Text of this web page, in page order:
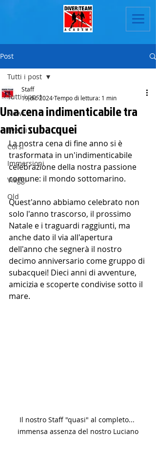
Post
Tutti i post
News
Eventi
Corsi
Immersioni
Viaggi
Old
Tutti i post
Una cena indimenticabile tra
amici subacquei
Staff
19 dic 2024Tempo di lettura: 1 min
La nostra cena di fine anno si è
trasformata in un'indimenticabile
celebrazione della nostra passione
comune: il mondo sottomarino.
Quest'anno abbiamo celebrato non
solo l'anno trascorso, il prossimo
Natale e i traguardi raggiunti, ma
anche dato il via all'apertura
dell'anno che segnerà il nostro
decimo anniversario come gruppo di
subacquei! Dieci anni di avventure,
amicizia e scoperte condivise sotto il
mare.
Il nostro Staff "quasi" al completo...
immensa assenza del nostro Luciano